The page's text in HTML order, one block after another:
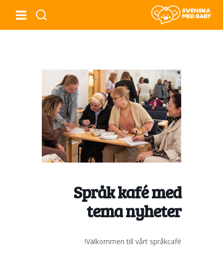
Språk kafé med
tema nyheter
Välkommen till vårt språkcafé!